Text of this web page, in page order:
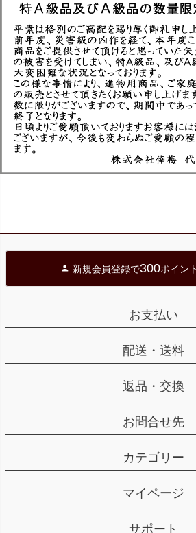
新規会員登録で300ポイン
お支払い
配送・送料
返品・交換
お問合せ先
カテゴリー
マイページ
サポート